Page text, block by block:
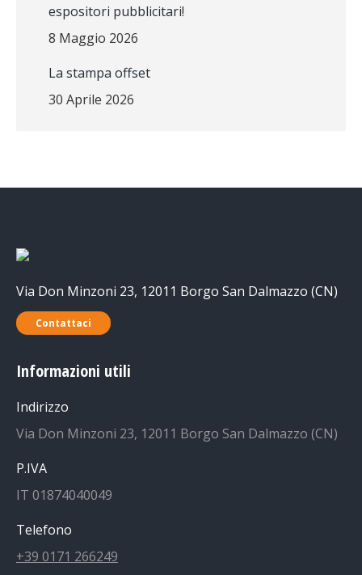
espositori pubblicitari!
8 Maggio 2026
La stampa offset
30 Aprile 2026
Via Don Minzoni 23, 12011 Borgo San Dalmazzo (CN)
Contattaci
Informazioni utili
Indirizzo
Via Don Minzoni 23, 12011 Borgo San Dalmazzo (CN)
P.IVA
IT 01874040049
Telefono
+39 0171 266249